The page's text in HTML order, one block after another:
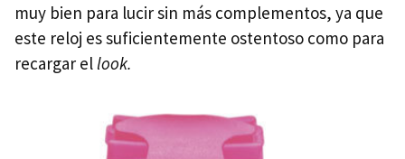
muy bien para lucir sin más complementos, ya que
este reloj es suficientemente ostentoso como para
recargar ellook.